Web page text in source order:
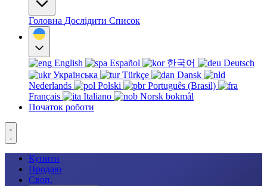
Головна Дослідити Список
English Español 한국어
Deutsch
Українська
Türkçe
Dansk
Nederlands
Polski
Português (Brasil)
Français
Italiano
Norsk bokmål
Початок роботи
Купити
Продаю
Своп.